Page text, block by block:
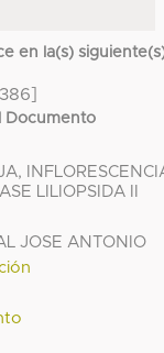
en la(s)
Documento
LILIOPSIDA II
JOSE ANTONIO